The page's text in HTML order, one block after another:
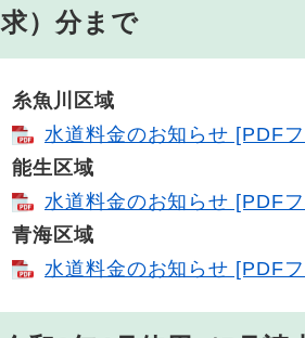
求）分まで
糸魚川区域
水道料金のお知らせ [PDF
能生区域
水道料金のお知らせ [PDF
青海区域
水道料金のお知らせ [PDF